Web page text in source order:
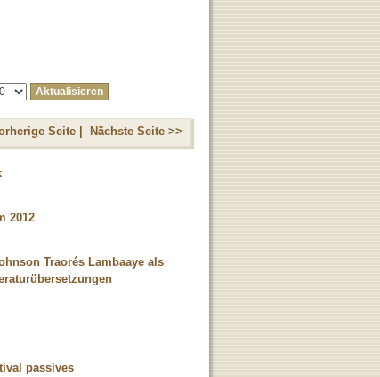
Seite | Nächste Seite >>
2012
Traorés Lambaaye als
passives